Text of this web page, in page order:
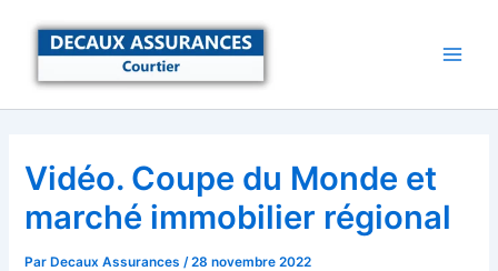
Vidéo. Coupe du Monde et
marché immobilier régional
Par Decaux Assurances/28 novembre 2022